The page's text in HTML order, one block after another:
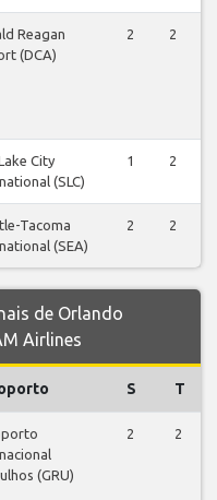
Reagan
(DCA)
2 2
City
(SLC)
1 2
Tacoma
(SEA)
2 2
de Orlando
Airlines
S T
(GRU)
2 2